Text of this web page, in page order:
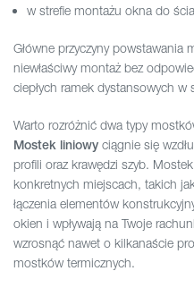
w strefie montażu okna do
Główne przyczyny powstawania
niewłaściwy montaż bez
ciepłych ramek dystansowych w
Warto rozróżnić dwa typy
Mostek liniowy ciągnie się
profili oraz krawędzi szyb.
konkretnych miejscach, takich
łączenia elementów
okien i wpływają na Twoje
wzrosnąć nawet o kilkanaście
mostków termicznych.